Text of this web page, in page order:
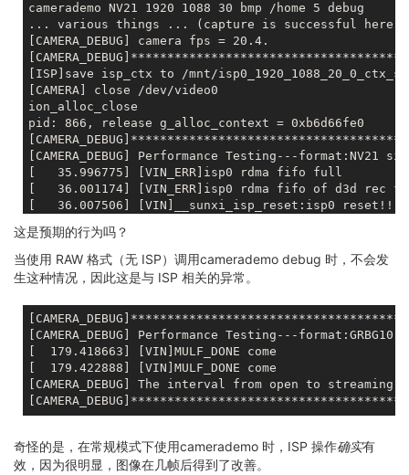
camerademo NV21 1920 1088 30 bmp /home 5 debug
... various things ... (capture is successful here)
[CAMERA_DEBUG] camera fps = 20.4.
[ISP]save isp_ctx to /mnt/
[CAMERA] close /dev/video0
ion_alloc_close
pid: 866, release g_alloc_context = 0xb6d66fe0
[CAMERA_DEBUG] Performance Testing---format:NV21
[   35.996775] [VIN_ERR]isp0 rdma fifo full
[   36.001174] [VIN_ERR]isp0 rdma fifo of d3d rec
[   36.007506] [VIN]__sunxi_isp_reset:isp0
[   36.051643] [VIN_ERR]isp0 rdma fifo of d3d rec
[   36.057977] [VIN]__sunxi_isp_reset:isp0
[   36.145517] [VIN]MULF_DONE come
[   36.196006] [VIN]MULF_DONE come
[CAMERA_DEBUG] The interval from open to streaming
这是预期的行为吗？
当使用 RAW 格式（无 ISP）调用camerademo debug 时，不会发
生这种情况，因此这是与 ISP 相关的异常。
[CAMERA_DEBUG] Performance Testing---
[  179.418663] [VIN]MULF_DONE come
[  179.422888] [VIN]MULF_DONE come
[CAMERA_DEBUG] The interval from open to streaming
奇怪的是，在常规模式下使用camerademo 时，ISP 操作确实有
效，因为很明显，图像在几帧后得到了改善。